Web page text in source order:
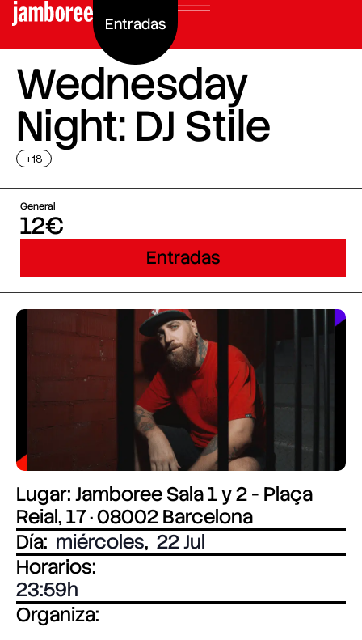
Entradas
Wednesday
Night: DJ Stile
+18
General
12€
Entradas
Lugar: Jamboree Sala 1 y 2 - Plaça
Reial, 17 · 08002 Barcelona
Día: miércoles, 22 Jul
Horarios:
23:59
Organiza: